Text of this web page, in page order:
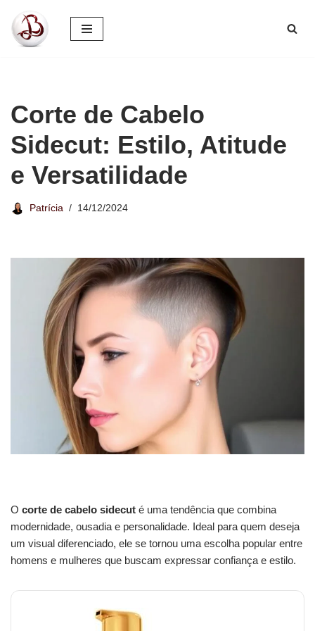
Pular
Corte de Cabelo
Sidecut: Estilo, Atitude
e Versatilidade
Patrícia 14/12/2024
O corte de cabelo sidecut é uma tendência que combina
modernidade, ousadia e personalidade. Ideal para quem deseja
um visual diferenciado, ele se tornou uma escolha popular entre
homens e mulheres que buscam expressar confiança e estilo.